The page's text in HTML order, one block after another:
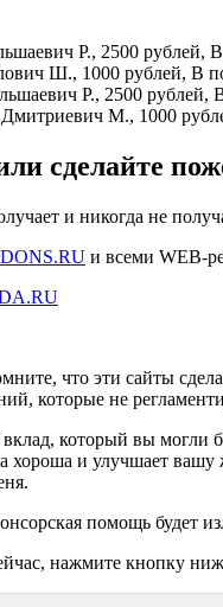
Р., 2500 рублей,
Ш., 1000 рублей, В
Р., 2500 рублей,
М., 1000
сделайте
и никогда не
и всеми WEB-
что эти сайты
которые не
который вы могли
хороша и улучшает
помощь будет
нажмите кнопку